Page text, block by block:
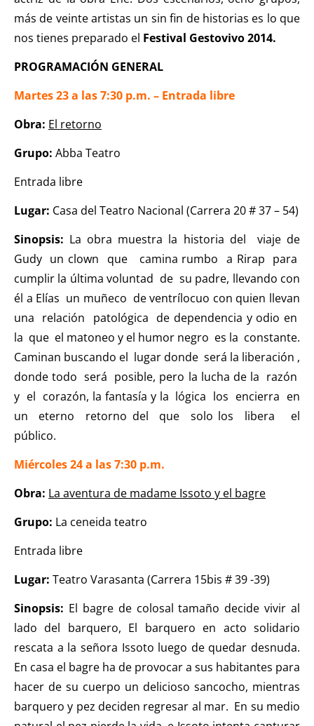
más de veinte artistas un sin fin de historias es lo que
nos tienes preparado el Festival Gestovivo 2014.
PROGRAMACIÓN GENERAL
Martes 23 a las 7:30 p.m. – Entrada libre
Obra: El retorno
Grupo: Abba Teatro
Entrada libre
Lugar: Casa del Teatro Nacional (Carrera 20 # 37 – 54)
Sinopsis: La obra muestra la historia del viaje de
Gudy un clown que camina rumbo a Rirap para
cumplir la última voluntad de su padre, llevando con
él a Elías un muñeco de ventrílocuo con quien llevan
una relación patológica de dependencia y odio en
la que el matoneo y el humor negro es la constante.
Caminan buscando el lugar donde será la liberación ,
donde todo será posible, pero la lucha de la razón
y el corazón, la fantasía y la lógica los encierra en
un eterno retorno del que solo los libera el
público.
Miércoles 24 a las 7:30 p.m.
Obra: La aventura de madame Issoto y el bagre
Grupo: La ceneida teatro
Entrada libre
Lugar: Teatro Varasanta (Carrera 15bis # 39 -39)
Sinopsis: El bagre de colosal tamaño decide vivir al
lado del barquero, El barquero en acto solidario
rescata a la señora Issoto luego de quedar desnuda.
En casa el bagre ha de provocar a sus habitantes para
hacer de su cuerpo un delicioso sancocho, mientras
barquero y pez deciden regresar al mar. En su medio